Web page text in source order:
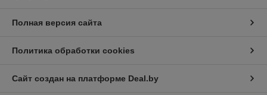
Полная версия сайта
Политика обработки cookies
Сайт создан на платформе Deal.by